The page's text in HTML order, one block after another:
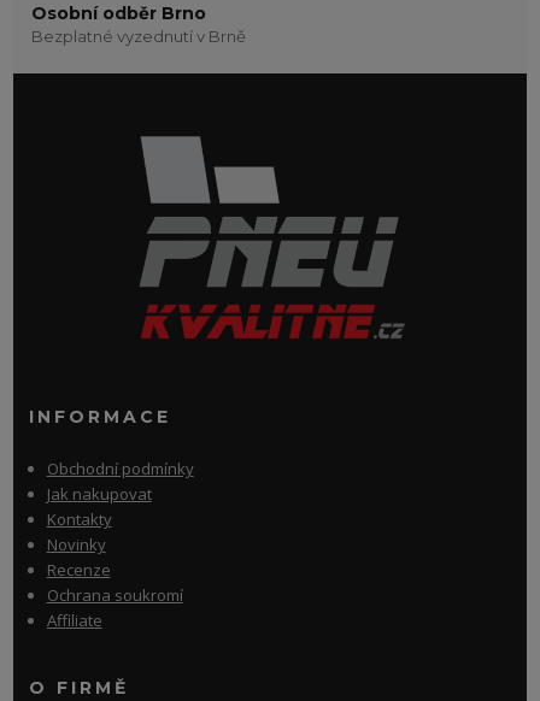
Osobní odběr Brno
Bezplatné vyzednutí v Brně
INFORMACE
Obchodní podmínky
Jak nakupovat
Kontakty
Novinky
Recenze
Ochrana soukromí
Affiliate
O FIRMĚ